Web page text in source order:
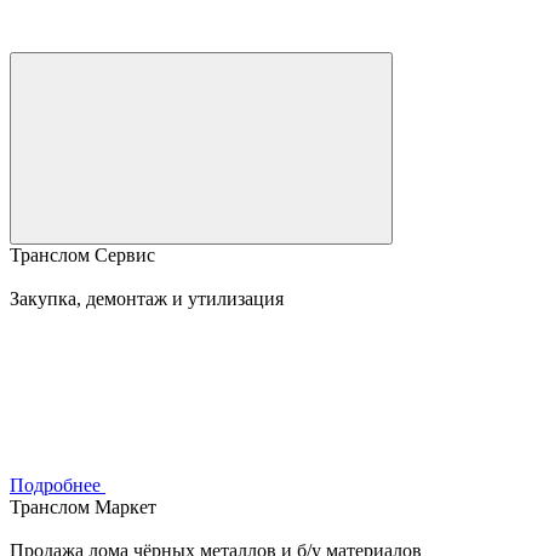
Транслом Сервис
Закупка, демонтаж и утилизация
Подробнее
Транслом Маркет
Продажа лома чёрных металлов и б/у материалов